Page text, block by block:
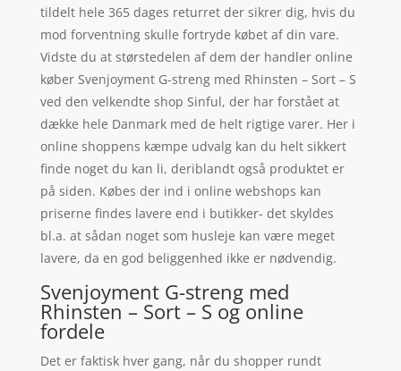
tildelt hele 365 dages returret der sikrer dig, hvis du
mod forventning skulle fortryde købet af din vare.
Vidste du at størstedelen af dem der handler online
køber Svenjoyment G-streng med Rhinsten – Sort – S
ved den velkendte shop Sinful, der har forstået at
dække hele Danmark med de helt rigtige varer. Her i
online shoppens kæmpe udvalg kan du helt sikkert
finde noget du kan li, deriblandt også produktet er
på siden. Købes der ind i online webshops kan
priserne findes lavere end i butikker- det skyldes
bl.a. at sådan noget som husleje kan være meget
lavere, da en god beliggenhed ikke er nødvendig.
Svenjoyment G-streng med
Rhinsten – Sort – S og online
fordele
Det er faktisk hver gang, når du shopper rundt